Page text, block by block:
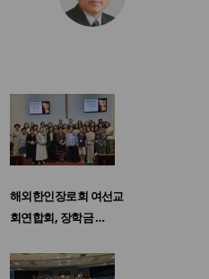
해외한인장로회 여선교
회연합회, 장학금 …